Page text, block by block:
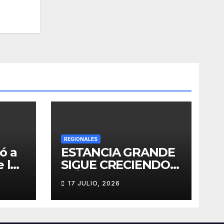
a
los
REGIONALES
ESTANCIA GRANDE
SIGUE CRECIENDO:
CONECTIVIDAD Y
UNA
17 JULIO, 2026